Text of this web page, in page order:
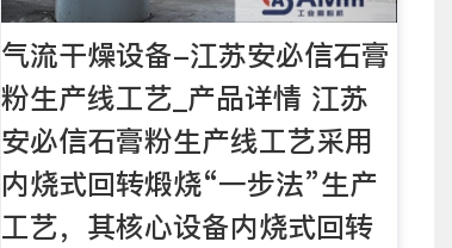
气流干燥设备-江苏安必信石膏
粉生产线工艺_产品详情 江苏
安必信石膏粉生产线工艺采用
内烧式回转煅烧“一步法”生产
工艺，其核心设备内烧式回转